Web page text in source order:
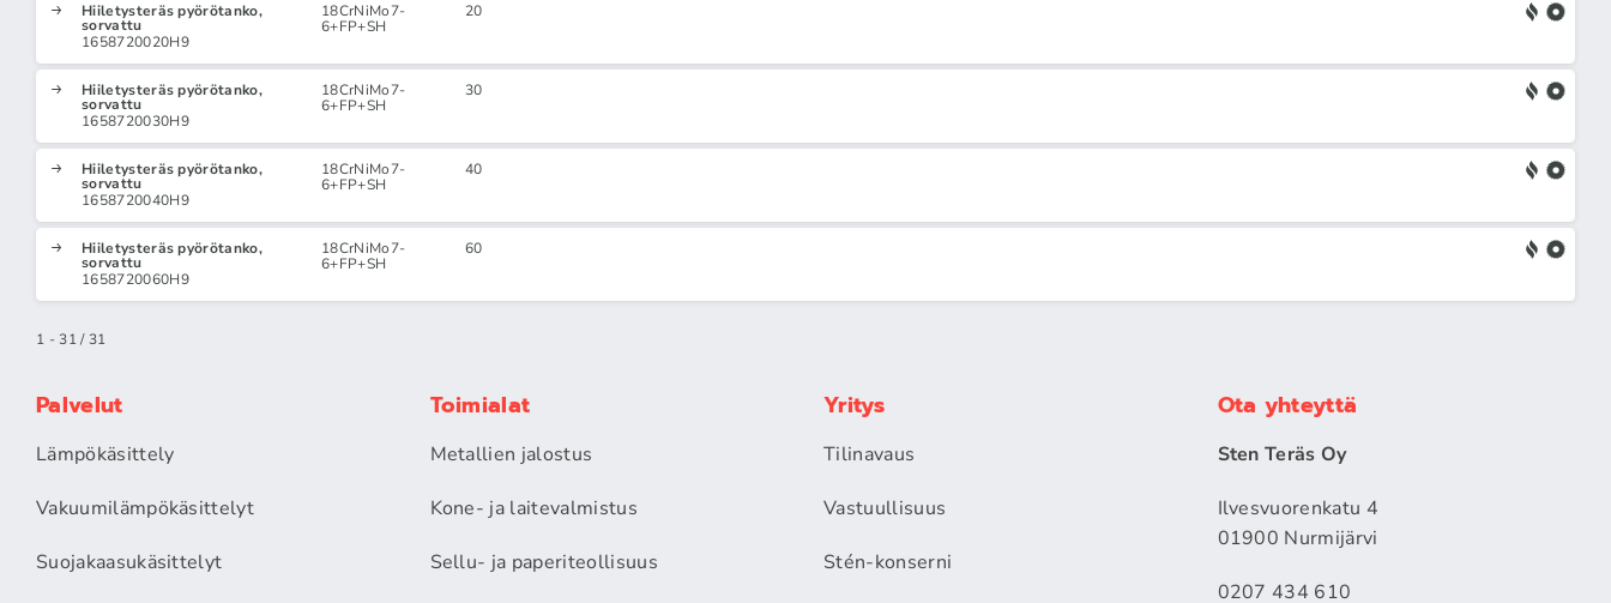
Hiiletysteräs pyörötanko,
sorvattu
1658720020H9
18CrNiMo7-
6+FP+SH
20
Hiiletysteräs pyörötanko,
sorvattu
1658720030H9
18CrNiMo7-
6+FP+SH
30
Hiiletysteräs pyörötanko,
sorvattu
1658720040H9
18CrNiMo7-
6+FP+SH
40
Hiiletysteräs pyörötanko,
sorvattu
1658720060H9
18CrNiMo7-
6+FP+SH
60
1 - 31 / 31
Palvelut
Lämpökäsittely
Vakuumilämpökäsittelyt
Suojakaasukäsittelyt
Toimialat
Metallien jalostus
Kone- ja laitevalmistus
Sellu- ja paperiteollisuus
Yritys
Tilinavaus
Vastuullisuus
Stén-konserni
Ota yhteyttä
Sten Teräs Oy
Ilvesvuorenkatu 4
01900 Nurmijärvi
0207 434 610